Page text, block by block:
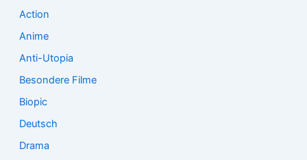
Action
Anime
Anti-Utopia
Besondere Filme
Biopic
Deutsch
Drama